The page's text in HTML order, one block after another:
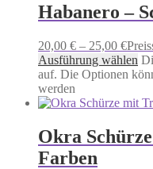
Habanero –
20,00 € – 25,00 €
Ausführung wählen
auf. Die Optionen
werden
Okra
Farben